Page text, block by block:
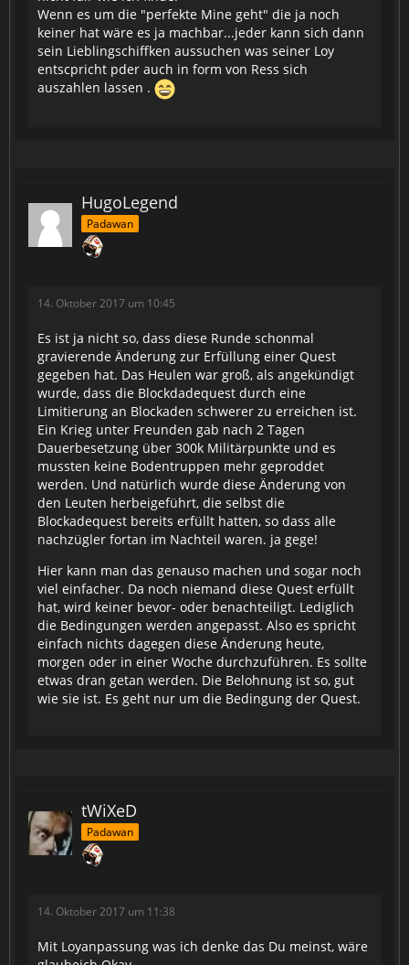
Wenn es um die "perfekte Mine geht" die ja noch
keiner hat wäre es ja machbar...jeder kann sich dann
sein Lieblingschiffken aussuchen was seiner Loy
entscpricht pder auch in form von Ress sich
auszahlen lassen .
HugoLegend
Padawan
14. Oktober 2017 um 10:45
Es ist ja nicht so, dass diese Runde schonmal
gravierende Änderung zur Erfüllung einer Quest
gegeben hat. Das Heulen war groß, als angekündigt
wurde, dass die Blockdadequest durch eine
Limitierung an Blockaden schwerer zu erreichen ist.
Ein Krieg unter Freunden gab nach 2 Tagen
Dauerbesetzung über 300k Militärpunkte und es
mussten keine Bodentruppen mehr geproddet
werden. Und natürlich wurde diese Änderung von
den Leuten herbeigeführt, die selbst die
Blockadequest bereits erfüllt hatten, so dass alle
nachzügler fortan im Nachteil waren. ja gege!
Hier kann man das genauso machen und sogar noch
viel einfacher. Da noch niemand diese Quest erfüllt
hat, wird keiner bevor- oder benachteiligt. Lediglich
die Bedingungen werden angepasst. Also es spricht
einfach nichts dagegen diese Änderung heute,
morgen oder in einer Woche durchzuführen. Es sollte
etwas dran getan werden. Die Belohnung ist so, gut
wie sie ist. Es geht nur um die Bedingung der Quest.
tWiXeD
Padawan
14. Oktober 2017 um 11:38
Mit Loyanpassung was ich denke das Du meinst, wäre